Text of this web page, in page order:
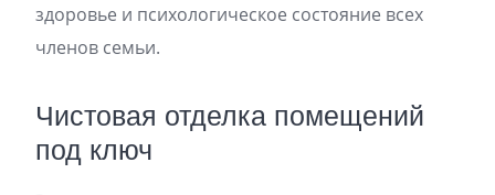
здоровье и психологическое состояние всех
членов семьи.
Чистовая отделка помещений
под ключ